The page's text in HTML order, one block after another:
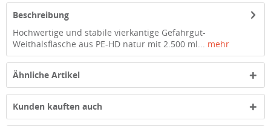
Beschreibung
Hochwertige und stabile vierkantige Gefahrgut-
Weithalsflasche aus PE-HD natur mit 2.500 ml... mehr
Ähnliche Artikel
Kunden kauften auch